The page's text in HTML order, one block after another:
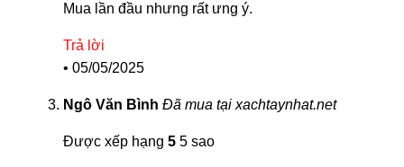
Mua lần đầu nhưng rất ưng ý.
Trả lời
• 05/05/2025
Ngô Văn Bình Đã mua tại xachtaynhat.net
Được xếp hạng 5 5 sao